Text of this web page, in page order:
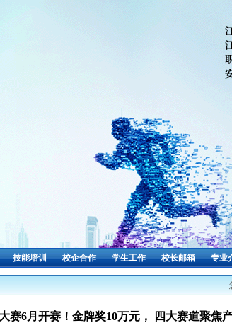
技能培训 校企合作 学生工作 校长邮箱 专业
赛6月开赛！金牌奖10万元， 四大赛道聚焦